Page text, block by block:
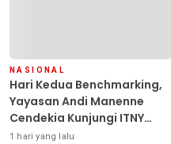
NASIONAL
Hari Kedua Benchmarking,
Yayasan Andi Manenne
Cendekia Kunjungi ITNY
Yogyakarta
1 hari yang lalu